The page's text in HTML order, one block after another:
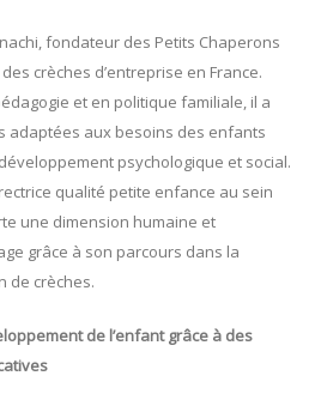
fondateur des Petits Chaperons
crèches d’entreprise en France.
et en politique familiale, il a
adaptées aux besoins des enfants
psychologique et social.
qualité petite enfance au sein
une dimension humaine et
grâce à son parcours dans la
de crèches.
de l’enfant grâce à des